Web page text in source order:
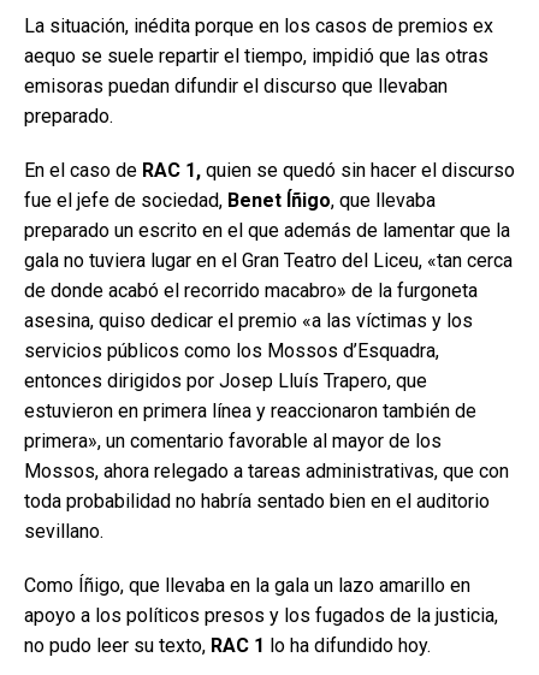
La situación, inédita porque en los casos de premios ex
aequo se suele repartir el tiempo, impidió que las otras
emisoras puedan difundir el discurso que llevaban
preparado.
En el caso de RAC 1, quien se quedó sin hacer el discurso
fue el jefe de sociedad, Benet Íñigo, que llevaba
preparado un escrito en el que además de lamentar que la
gala no tuviera lugar en el Gran Teatro del Liceu, «tan cerca
de donde acabó el recorrido macabro» de la furgoneta
asesina, quiso dedicar el premio «a las víctimas y los
servicios públicos como los Mossos d’Esquadra,
entonces dirigidos por Josep Lluís Trapero, que
estuvieron en primera línea y reaccionaron también de
primera», un comentario favorable al mayor de los
Mossos, ahora relegado a tareas administrativas, que con
toda probabilidad no habría sentado bien en el auditorio
sevillano.
Como Íñigo, que llevaba en la gala un lazo amarillo en
apoyo a los políticos presos y los fugados de la justicia,
no pudo leer su texto, RAC 1 lo ha difundido hoy.